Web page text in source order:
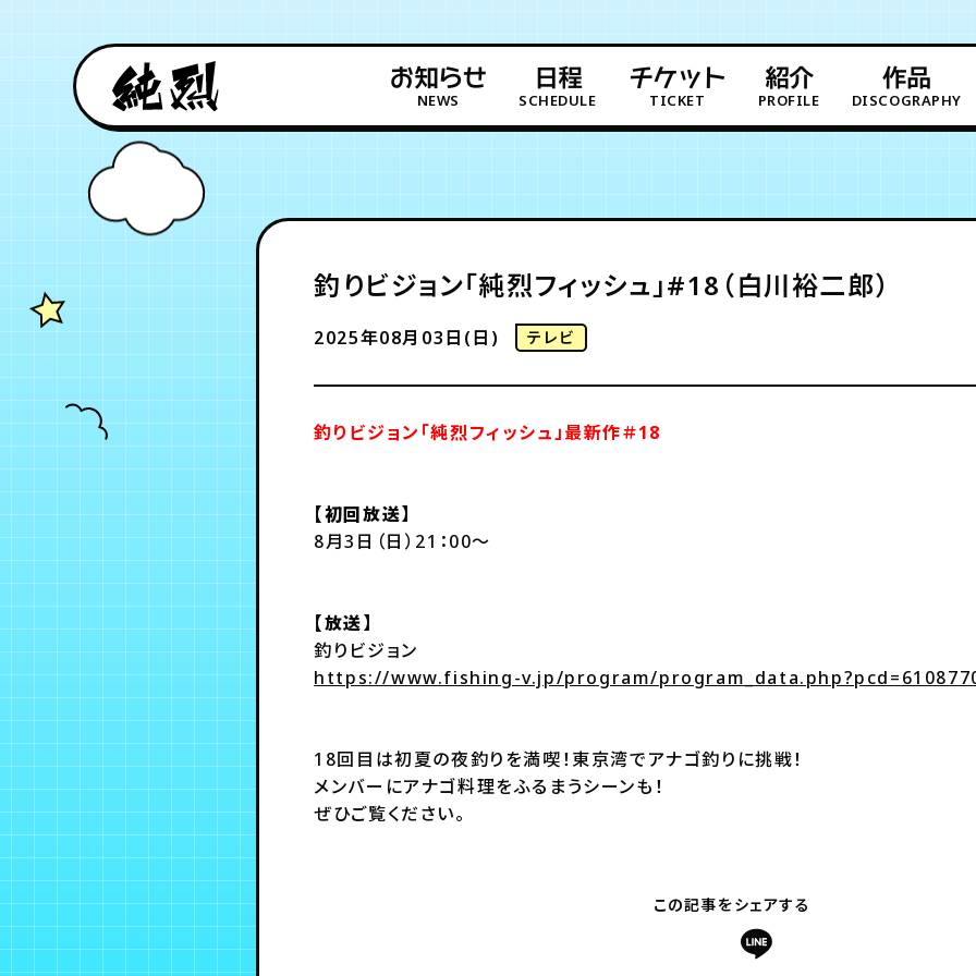
お知らせ
NEWS
日程
SCHEDULE
チケット
TICKET
紹介
PROFILE
作品
DISCOGRAPHY
釣りビジョン「純烈フィッシュ」#18（白川裕二郎）
2025年08月03日(日) テレビ
釣りビジョン「純烈フィッシュ」最新作＃18
【初回放送】
8月3日（日）21：00～
【放送】
釣りビジョン
https://www.fishing-v.jp/program/
18回目は初夏の夜釣りを満喫！東京湾でアナゴ釣りに挑戦！
メンバーにアナゴ料理をふるまうシーンも！
ぜひご覧ください。
この記事をシェアする